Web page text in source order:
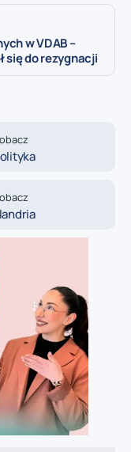
w VDAB –
się do rezygnacji